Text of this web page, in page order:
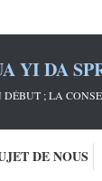
YI DA
; LA
DE NOUS